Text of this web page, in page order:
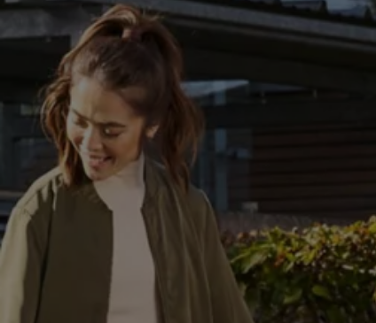
T-Roc Kollektion
Golf Kollektion
ID. Kollektion
Volkswagen Kollektion
R-Kollektion
GTI Kollektion
Fußball Drop
we drive football
#wedriveproud
Besitzer und Service
myVolkswagen
Software Updates
Service und Ersatzteile
Inspektion und HU/AU
Reparaturen und Checks
Motorenöl und Flüssigkeiten
Räder und Reifen
Pannen- und Unfallhilfe
Economy Service
Volkswagen Teile